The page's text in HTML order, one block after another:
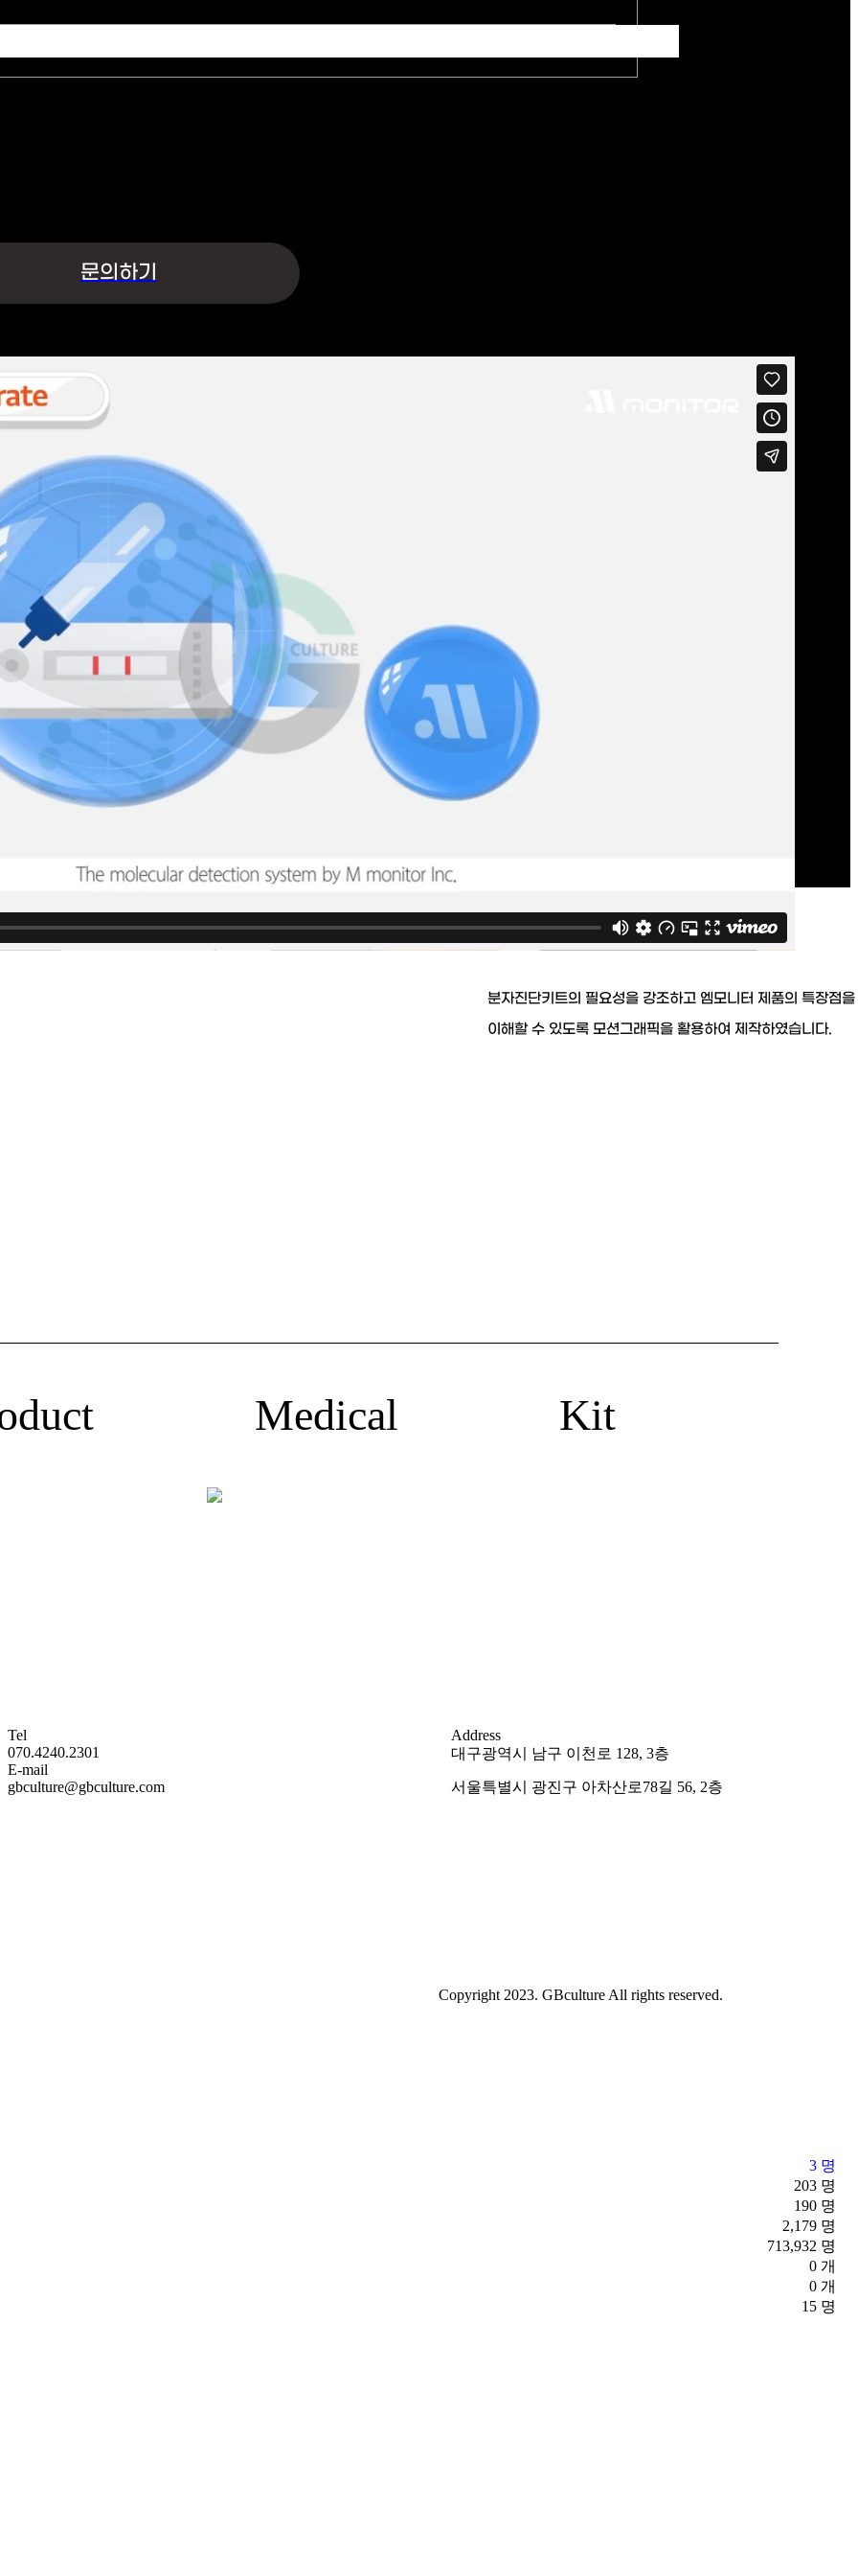
문의하기
지원사업
대구경북무역협회
수출기업 지원사업
제작언어 한국어, 영어
분자진단키트의 필요성을 강조하고 엠모니터 제품의 특장점
이해할 수 있도록 모션그래픽을 활용하여 제작하였습니다.
Medical Kit
Tel
070.4240.2301
E-mail
gbculture@gbculture.com
Address
대구광역시 남구 이천로 128, 3층
서울특별시 광진구 아차산로78길 56, 2층
Copyright 2023. GBculture All rights reserved.
3 명
203 명
190 명
2,179 명
713,932 명
0 개
0 개
15 명